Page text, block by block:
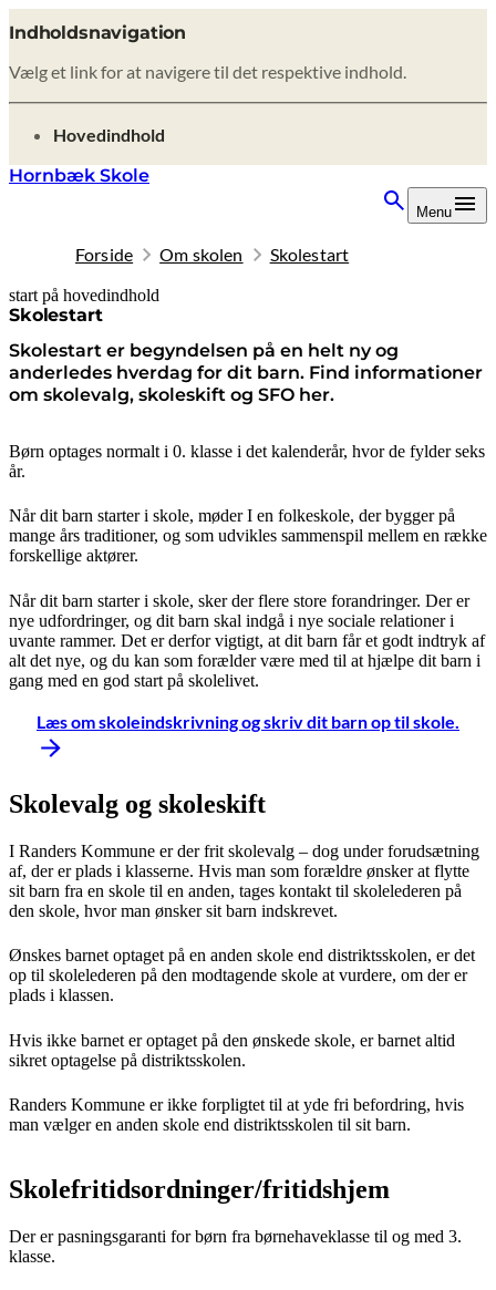
Indholdsnavigation
Vælg et link for at navigere til det respektive indhold.
gå til
Hovedindhold
Hornbæk Skole
Menu
Forside Om skolen Skolestart
start på hovedindhold
Skolestart
Skolestart er begyndelsen på en helt ny og
anderledes hverdag for dit barn. Find informationer
om skolevalg, skoleskift og SFO her.
senest opdateret 8. oktober 2025
Børn optages normalt i 0. klasse i det kalenderår, hvor de fylder seks
år.
Når dit barn starter i skole, møder I en folkeskole, der bygger på
mange års traditioner, og som udvikles sammenspil mellem en række
forskellige aktører.
Når dit barn starter i skole, sker der flere store forandringer. Der er
nye udfordringer, og dit barn skal indgå i nye sociale relationer i
uvante rammer. Det er derfor vigtigt, at dit barn får et godt indtryk af
alt det nye, og du kan som forælder være med til at hjælpe dit barn i
gang med en god start på skolelivet.
Læs om skoleindskrivning og skriv dit barn op til skole.
Skolevalg og skoleskift
I Randers Kommune er der frit skolevalg – dog under forudsætning
af, der er plads i klasserne. Hvis man som forældre ønsker at flytte
sit barn fra en skole til en anden, tages kontakt til skolelederen på
den skole, hvor man ønsker sit barn indskrevet.
Ønskes barnet optaget på en anden skole end distriktsskolen, er det
op til skolelederen på den modtagende skole at vurdere, om der er
plads i klassen.
Hvis ikke barnet er optaget på den ønskede skole, er barnet altid
sikret optagelse på distriktsskolen.
Randers Kommune er ikke forpligtet til at yde fri befordring, hvis
man vælger en anden skole end distriktsskolen til sit barn.
Skolefritidsordninger/fritidshjem
Der er pasningsgaranti for børn fra børnehaveklasse til og med 3.
klasse.